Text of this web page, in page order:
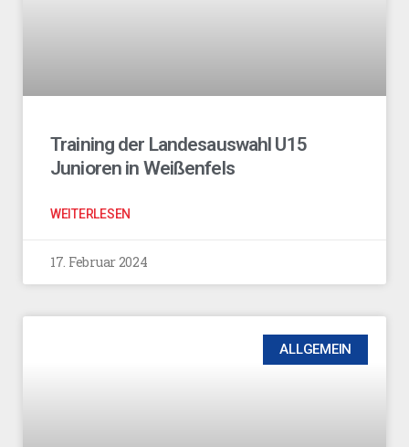
Training der Landesauswahl U15
Junioren in Weißenfels
WEITERLESEN
17. Februar 2024
ALLGEMEIN